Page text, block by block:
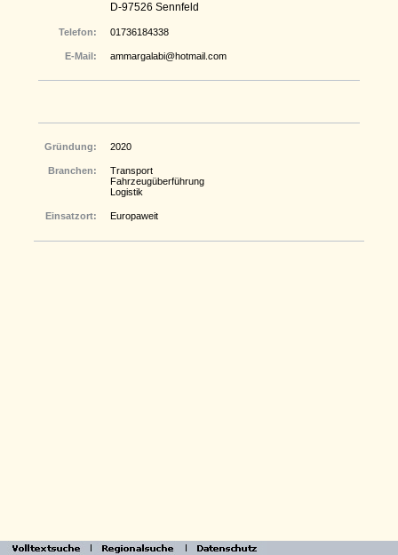
D-97526 Sennfeld
Telefon: 01736184338
E-Mail: ammargalabi@hotmail.com
Gründung: 2020
Branchen:
Transport
Fahrzeugüberführung
Logistik
Einsatzort: Europaweit